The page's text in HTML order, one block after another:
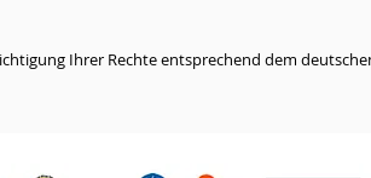
Ihrer Rechte entsprechend dem